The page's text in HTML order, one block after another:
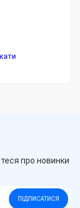
про новинки
ПІДПИСАТИСЯ